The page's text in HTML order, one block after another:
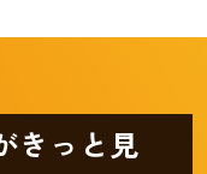
きっと見